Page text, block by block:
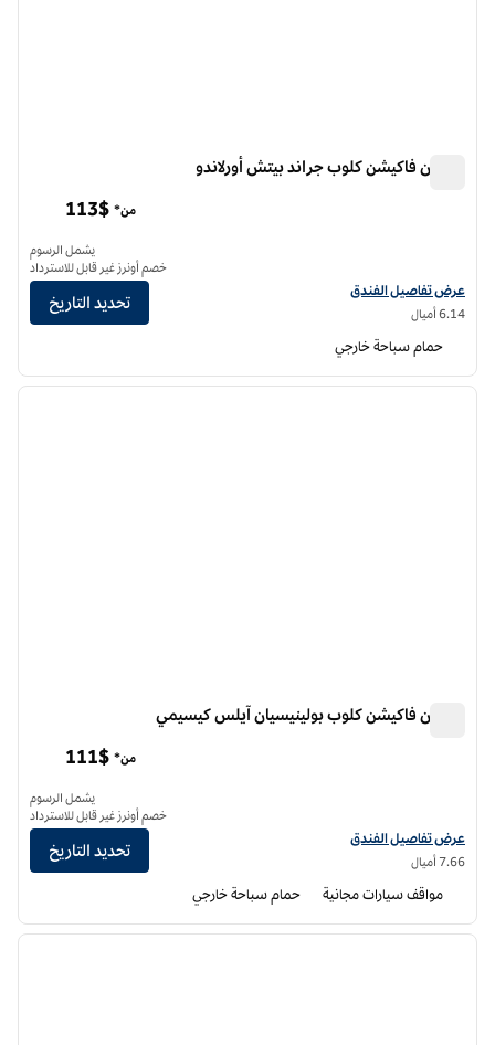
هيلتون فاكيشن كلوب جراند بيتش أورلاندو
عرض تفاصيل الفندق لفندق هيلتون فاكيشن كلوب جراند بيتش أورلاندو
عرض تفاصيل الفندق
6.14 أميال
من* 113$
يشمل الرسوم
خصم أونرز غير قابل للاسترداد
تحديد التاريخ
حمام سباحة خارجي
1 من 12
الصورة
هيلتون فاكيشن كلوب بولينيسيان آيلس كيسيمي
عرض تفاصيل الفندق لفندق هيلتون فاكيشن كلوب بولينيسيان آيلس كيسيمي
عرض تفاصيل الفندق
7.66 أميال
من* 111$
يشمل الرسوم
خصم أونرز غير قابل للاسترداد
تحديد التاريخ
مواقف سيارات مجانية حمام سباحة خارجي
1 من 12
الصورة